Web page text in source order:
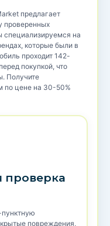
предлагает
проверенных
специализируемся на
которые были в
проходит 142-
покупкой, что
Получите
по цене на 30-50%
проверка
повреждения,